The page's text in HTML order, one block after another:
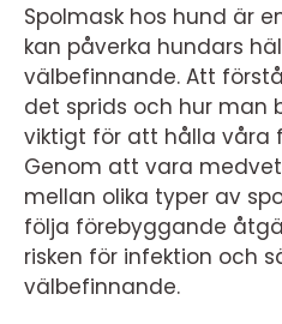
Spolmask hos hund är
kan påverka hundars
välbefinnande. Att
det sprids och hur man
viktigt för att hålla våra
Genom att vara
mellan olika typer av
följa förebyggande
risken för infektion och
välbefinnande.